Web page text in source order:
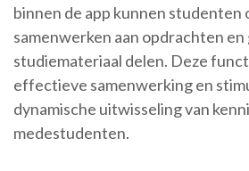
binnen de app kunnen studenten
samenwerken aan opdrachten en
studiemateriaal delen. Deze
effectieve samenwerking en
dynamische uitwisseling van
medestudenten.